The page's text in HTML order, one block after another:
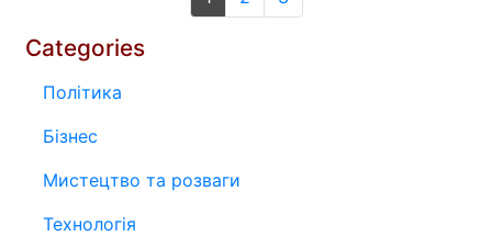
Categories
Політика
Бізнес
Мистецтво та розваги
Технологія